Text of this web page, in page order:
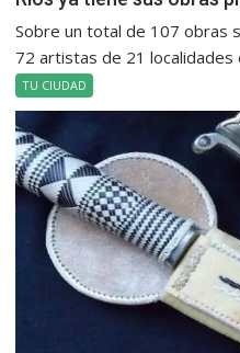
Sobre un total de 107 obras
72 artistas de 21 localidades
TU CIUDAD